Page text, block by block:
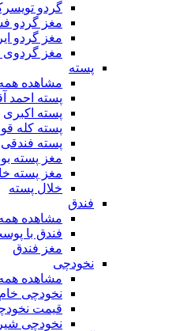
گردو
مغز گردو
مغز گردو
مغز گردوی
پسته
مشاهده
پسته احمد
پسته اکبری
پسته کله
پسته فندقی
مغز پسته
مغز پسته
خلال پسته
فندق
مشاهده
فندق با
مغز فندق
نخودچی
مشاهده
نخودچی خام
قیمت
نخودچی